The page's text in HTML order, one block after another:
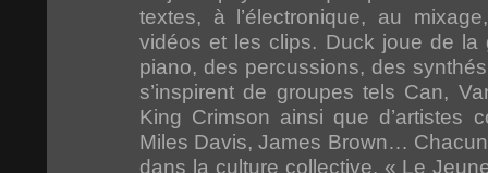
textes, à l’électronique, au
vidéos et les clips. Duck joue de
piano, des percussions, des
s’inspirent de groupes tels Can,
King Crimson ainsi que d’artistes
Miles Davis, James Brown…
dans la culture collective. « Le